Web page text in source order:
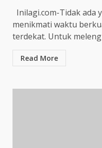
Inilagi.com-Tidak ada
menikmati waktu
terdekat. Untuk
Read More